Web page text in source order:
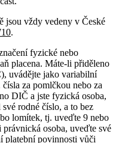
jsou vždy vedeny v České
.
fyzické nebo
placena. Máte-li přiděleno
uvádějte jako variabilní
za pomlčkou nebo za
DIČ a jste fyzická osoba,
rodné číslo, a to bez
lomítek, tj. uveďte 9 nebo
právnická osoba, uveďte své
platební povinnosti vůči